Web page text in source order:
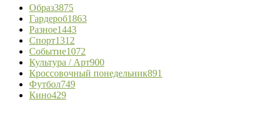
Образ3875
Гардероб1863
Разное1443
Спорт1312
Событие1072
Культура / Арт900
Кроссовочный понедельник891
Футбол749
Кино429